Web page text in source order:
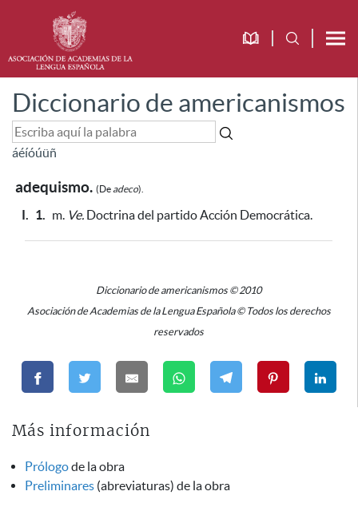
Diccionario de americanismos
áéíóúüñ
adequismo. (De adeco).
I. 1. m. Ve. Doctrina del partido Acción Democrática.
Diccionario de americanismos © 2010
Asociación de Academias de la Lengua Española © Todos los derechos
reservados
Más información
Prólogode la obra
Preliminares (abreviaturas) de la obra